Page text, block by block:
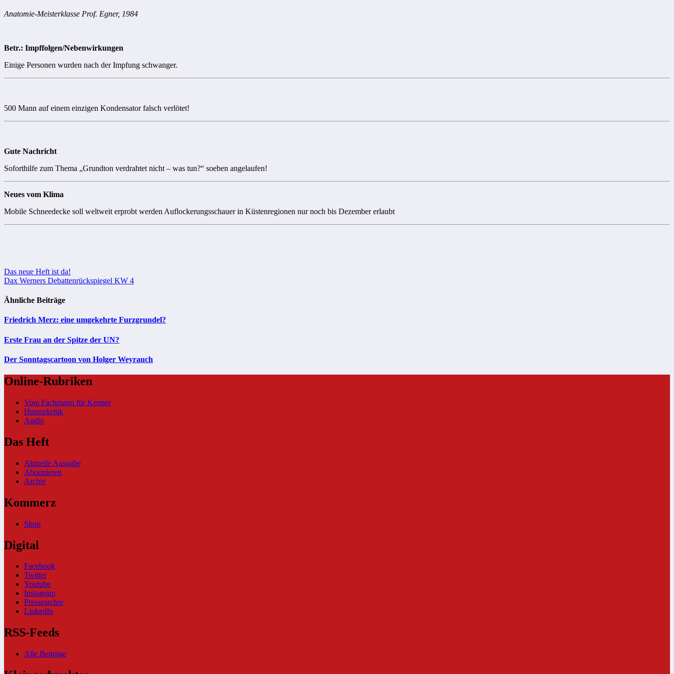
Anatomie-Meisterklasse Prof. Egner, 1984
Betr.: Impffolgen/Nebenwirkungen
Einige Personen wurden nach der Impfung schwanger.
500 Mann auf einem einzigen Kondensator falsch verlötet!
Gute Nachricht
Soforthilfe zum Thema „Grundton verdrahtet nicht – was tun?“ soeben angelaufen!
Neues vom Klima
Mobile Schneedecke soll weltweit erprobt werden Auflockerungsschauer in Küstenregionen nur noch bis Dezember erlaubt
Beitragsnavigation
Das neue Heft ist da!
Dax Werners Debattenrückspiegel KW 4
Ähnliche Beiträge
Friedrich Merz: eine umgekehrte Furzgrundel?
Erste Frau an der Spitze der UN?
Der Sonntagscartoon von Holger Weyrauch
Online-Rubriken
Vom Fachmann für Kenner
Humorkritik
Audio
Das Heft
Aktuelle Ausgabe
Abonnieren
Archiv
Kommerz
Shop
Digital
Facebook
Twitter
Youtube
Instagram
Pressearchiv
LinkedIn
RSS-Feeds
Alle Beiträge